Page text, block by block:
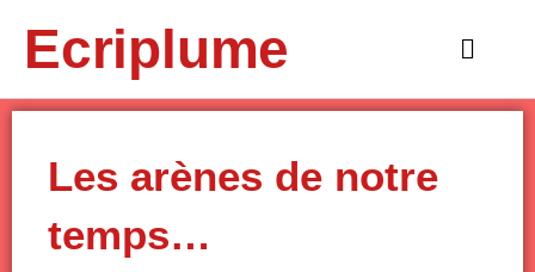
contenuEcriplume
Main
Les arènes de notre
temps…